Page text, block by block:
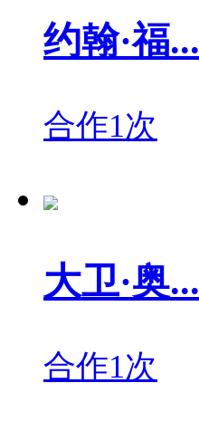
约翰·福...
合作1次
大卫·奥...
合作1次